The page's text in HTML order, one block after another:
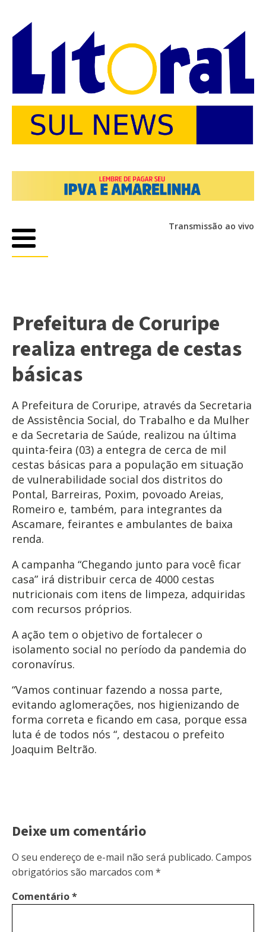
Transmissão ao vivo
Prefeitura de Coruripe
realiza entrega de cestas
básicas
A Prefeitura de Coruripe, através da Secretaria
de Assistência Social, do Trabalho e da Mulher
e da Secretaria de Saúde, realizou na última
quinta-feira (03) a entegra de cerca de mil
cestas básicas para a população em situação
de vulnerabilidade social dos distritos do
Pontal, Barreiras, Poxim, povoado Areias,
Romeiro e, também, para integrantes da
Ascamare, feirantes e ambulantes de baixa
renda.
A campanha “Chegando junto para você ficar
casa” irá distribuir cerca de 4000 cestas
nutricionais com itens de limpeza, adquiridas
com recursos próprios.
A ação tem o objetivo de fortalecer o
isolamento social no período da pandemia do
coronavírus.
“Vamos continuar fazendo a nossa parte,
evitando aglomerações, nos higienizando de
forma correta e ficando em casa, porque essa
luta é de todos nós “, destacou o prefeito
Joaquim Beltrão.
Deixe um comentário
O seu endereço de e-mail não será publicado. Campos
obrigatórios são marcados com *
Comentário*